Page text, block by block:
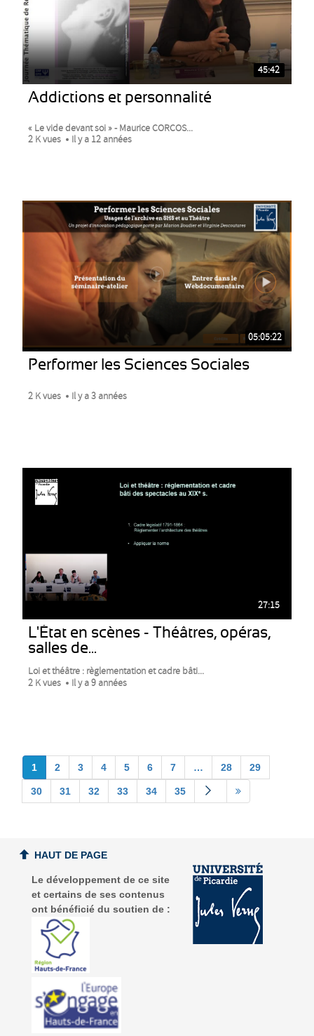
45:42
Addictions et personnalité
« Le vide devant soi » - Maurice CORCOS...
2 K vues
Il y a 12 années
05:05:22
Performer les Sciences Sociales
2 K vues Il y a 3 années
27:15
L'État en scènes - Théâtres, opéras,
salles de...
Loi et théâtre : règlementation et cadre bâti...
2 K vues
Il y a 9 années
1 2 3 4 5 6 7 … 28 29
30 31 32 33 34 35
Le développement de ce site
et certains de ses contenus
ont bénéficié du soutien de :
HAUT DE PAGE